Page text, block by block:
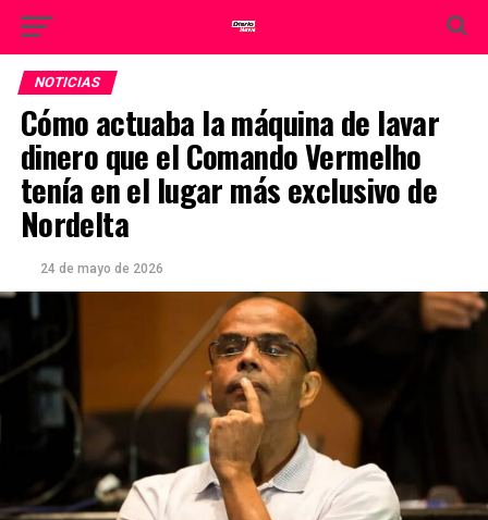
NOTICIAS
Cómo actuaba la máquina de lavar
dinero que el Comando Vermelho
tenía en el lugar más exclusivo de
Nordelta
24 de mayo de 2026